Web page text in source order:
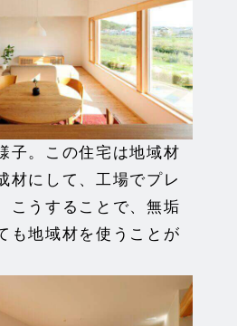
子。この住宅は地域材
材にして、工場でプレ
こうすることで、無垢
も地域材を使うことが